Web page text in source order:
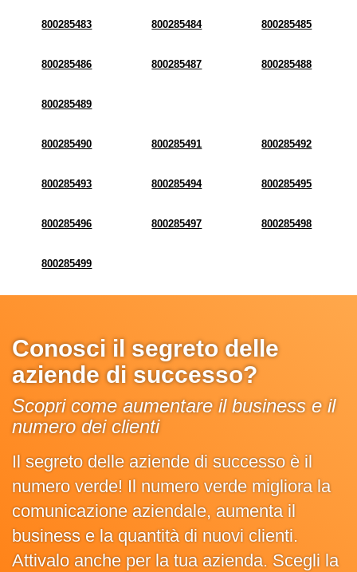
800285483 800285484 800285485
800285486 800285487 800285488
800285489
800285490 800285491 800285492
800285493 800285494 800285495
800285496 800285497 800285498
800285499
Conosci il segreto delle
aziende di successo?
Scopri come aumentare il business e il
numero dei clienti
Il segreto delle aziende di successo è il
numero verde! Il numero verde migliora la
comunicazione aziendale, aumenta il
business e la quantità di nuovi clienti.
Attivalo anche per la tua azienda. Scegli la